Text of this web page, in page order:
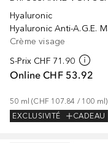
Hyaluronic
Crème visage
S-Prix CHF 71.90
Online CHF 53.92
50 ml (CHF 107.84 / 100 ml)
EXCLUSIVITÉ
CADEAU